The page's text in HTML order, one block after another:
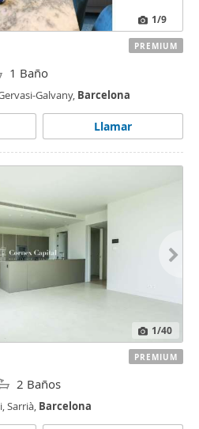
1/9
1 Baño
Galvany, Barcelona
Llamar
PREMIUM
1/40
2 Baños
Sarrià, Barcelona
PREMIUM